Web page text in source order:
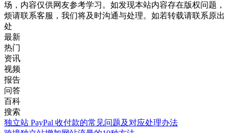
场，内容仅供网友参考学习。如发现本站内容存在版权问题，
烦请联系客服，我们将及时沟通与处理。如若转载请联系原出
处
最新
热门
资讯
视频
报告
问答
百科
搜索
独立站 PayPal 收付款的常见问题及对应处理办法